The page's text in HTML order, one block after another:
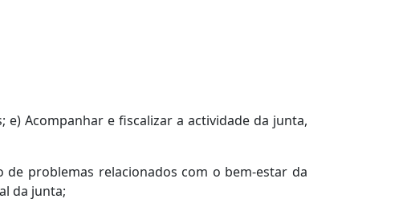
Acompanhar e fiscalizar a actividade da junta,
problemas relacionados com o bem-estar da
da junta;